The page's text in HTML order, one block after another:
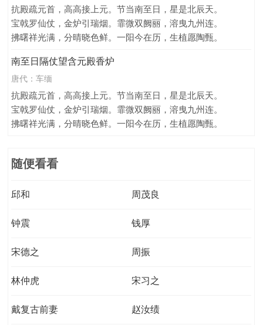
抗殿疏元首，高高接上元。节当南至日，星是北辰天。
宝戟罗仙仗，金炉引瑞烟。霏微双阙丽，溶曳九州连。
拂曙祥光满，分晴晓色鲜。一阳今在历，生植愿陶甄。
南至日隔仗望含元殿香炉
唐代：车缅
抗殿疏元首，高高接上元。节当南至日，星是北辰天。
宝戟罗仙仗，金炉引瑞烟。霏微双阙丽，溶曳九州连。
拂曙祥光满，分晴晓色鲜。一阳今在历，生植愿陶甄。
随便看看
邱和 周茂良
钟震 钱厚
宋德之 周振
林仲虎 宋习之
戴复古前妻 赵汝绩